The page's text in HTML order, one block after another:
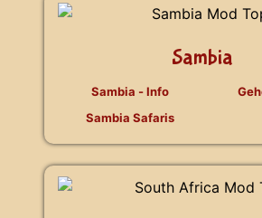
Sambia
Sambia - Info
Sambia Safaris